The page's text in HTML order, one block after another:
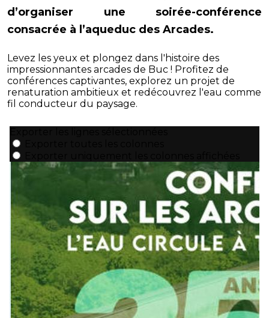
d’organiser une soirée-conférence
consacrée à l’aqueduc des Arcades.
Levez les yeux et plongez dans l'histoire des
impressionnantes arcades de Buc ! Profitez de
conférences captivantes, explorez un projet de
renaturation ambitieux et redécouvrez l'eau comme
fil conducteur du paysage.